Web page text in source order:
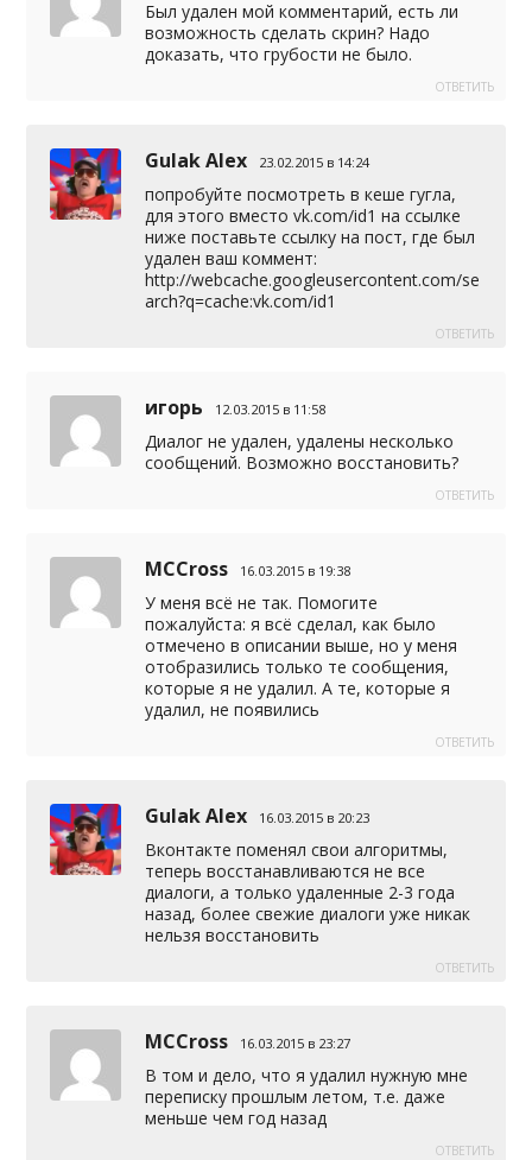
Был удален мой комментарий, есть ли
возможность сделать скрин? Надо
доказать, что грубости не было.
ОТВЕТИТЬ
Gulak Alex 23.02.2015 в 14:24
попробуйте посмотреть в кеше гугла,
для этого вместо vk.com/id1 на ссылке
ниже поставьте ссылку на пост, где был
удален ваш коммент:
http://webcache.googleusercontent.com/se
arch?q=cache:vk.com/id1
ОТВЕТИТЬ
игорь 12.03.2015 в 11:58
Диалог не удален, удалены несколько
сообщений. Возможно восстановить?
ОТВЕТИТЬ
MCCross 16.03.2015 в 19:38
У меня всё не так. Помогите
пожалуйста: я всё сделал, как было
отмечено в описании выше, но у меня
отобразились только те сообщения,
которые я не удалил. А те, которые я
удалил, не появились
ОТВЕТИТЬ
Gulak Alex 16.03.2015 в 20:23
Вконтакте поменял свои алгоритмы,
теперь восстанавливаются не все
диалоги, а только удаленные 2-3 года
назад, более свежие диалоги уже никак
нельзя восстановить
ОТВЕТИТЬ
MCCross 16.03.2015 в 23:27
В том и дело, что я удалил нужную мне
переписку прошлым летом, т.е. даже
меньше чем год назад
ОТВЕТИТЬ